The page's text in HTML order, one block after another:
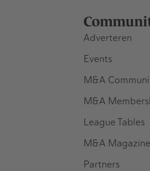
Adverteren
Events
M&A
M&A
League Tables
M&A Magazine
Partners